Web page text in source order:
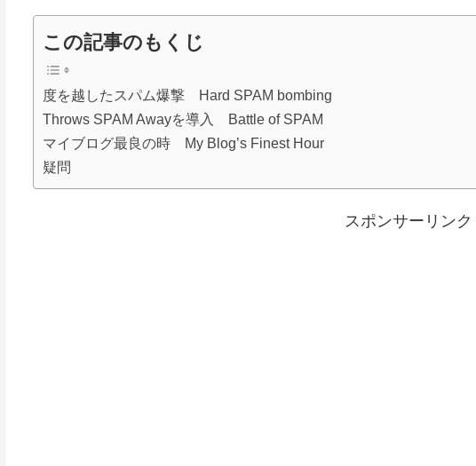
この記事のもくじ
度を越したスパム爆撃 Hard SPAM bombing
Throws SPAM Awayを導入 Battle of SPAM
マイブログ最良の時 My Blog’s Finest Hour
疑問
スポンサーリンク